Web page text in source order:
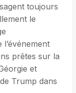
toujours
le
prêtes sur la
et
Trump dans